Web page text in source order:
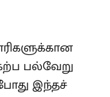
பல்வேறு
இந்தச்